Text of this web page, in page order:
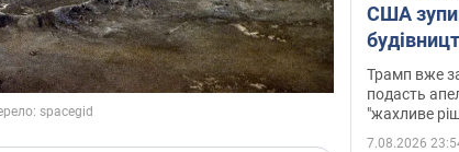
США
зали за
Трамп вже
подасть
"жахливе
7.08.2026